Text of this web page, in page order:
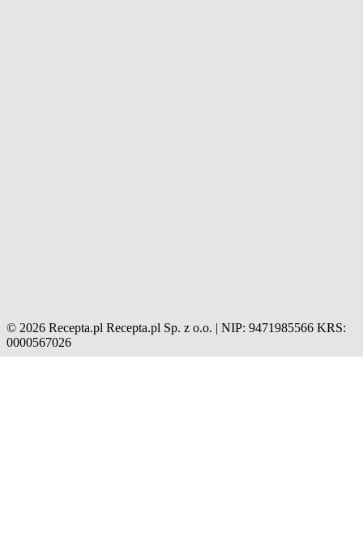
© 2026 Recepta.pl Recepta.pl Sp. z o.o. | NIP: 9471985566 KRS:
0000567026